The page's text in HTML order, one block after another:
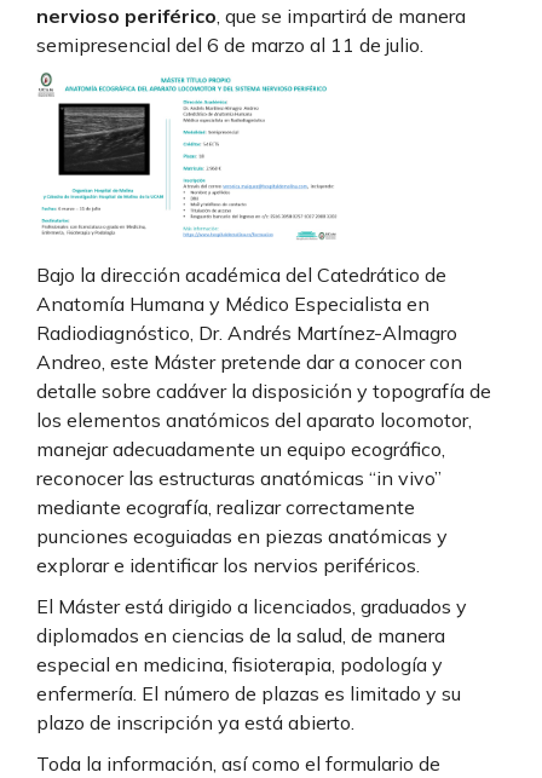
nervioso periférico , que se impartirá de manera
semipresencial del 6 de marzo al 11 de julio.
Bajo la dirección académica del Catedrático de
Anatomía Humana y Médico Especialista en
Radiodiagnóstico, Dr. Andrés Martínez-Almagro
Andreo, este Máster pretende dar a conocer con
detalle sobre cadáver la disposición y topografía de
los elementos anatómicos del aparato locomotor,
manejar adecuadamente un equipo ecográfico,
reconocer las estructuras anatómicas “in vivo”
mediante ecografía, realizar correctamente
punciones ecoguiadas en piezas anatómicas y
explorar e identificar los nervios periféricos.
El Máster está dirigido a licenciados, graduados y
diplomados en ciencias de la salud, de manera
especial en medicina, fisioterapia, podología y
enfermería. El número de plazas es limitado y su
plazo de inscripción ya está abierto.
Toda la información, así como el formulario de